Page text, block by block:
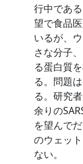
行中であ
望で食品
いるが、
さな分子
る蛋白質
る。問題
る。研究
余りの
を望んで
のウェッ
ない。